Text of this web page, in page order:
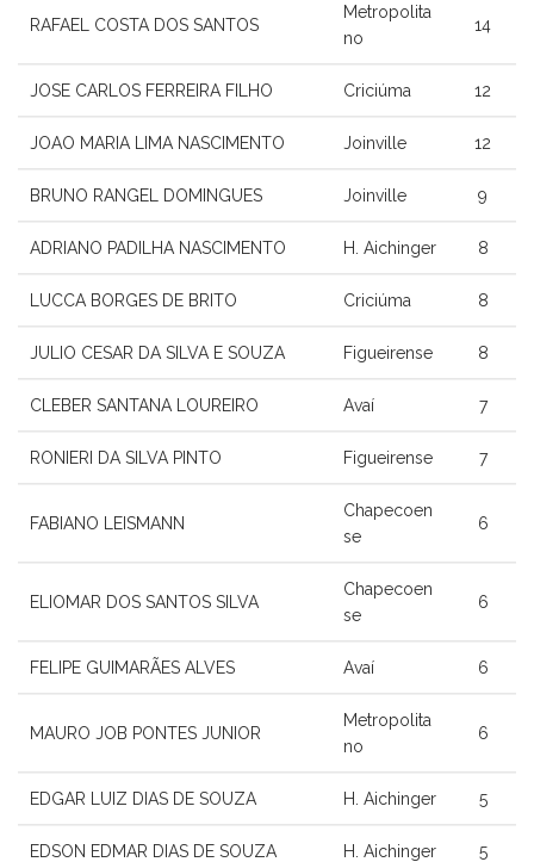
RAFAEL COSTA DOS SANTOS
Metropolita
no
14
JOSE CARLOS FERREIRA FILHO Criciúma 12
JOAO MARIA LIMA NASCIMENTO Joinville 12
BRUNO RANGEL DOMINGUES Joinville 9
ADRIANO PADILHA NASCIMENTO H. Aichinger 8
LUCCA BORGES DE BRITO Criciúma 8
JULIO CESAR DA SILVA E SOUZA Figueirense 8
CLEBER SANTANA LOUREIRO Avaí 7
RONIERI DA SILVA PINTO Figueirense 7
FABIANO LEISMANN
Chapecoen
se
6
ELIOMAR DOS SANTOS SILVA
Chapecoen
se
6
FELIPE GUIMARÃES ALVES Avaí 6
MAURO JOB PONTES JUNIOR
Metropolita
no
6
EDGAR LUIZ DIAS DE SOUZA H. Aichinger 5
EDSON EDMAR DIAS DE SOUZA H. Aichinger 5